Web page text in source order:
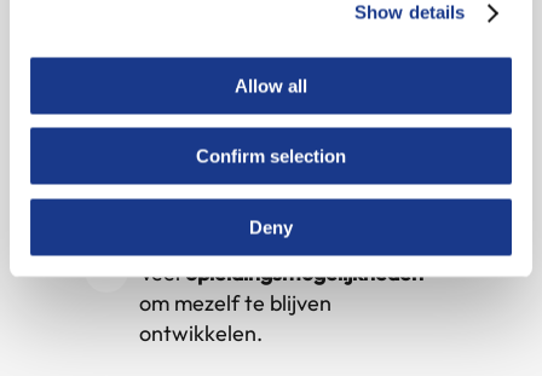
Show details
Allow all
Confirm selection
Deny
boordevol
Werken voor inspirerende
uitdagende projecten
Veelopleidingsmogelijkheden
om mezelf te blijven
ontwikkelen.